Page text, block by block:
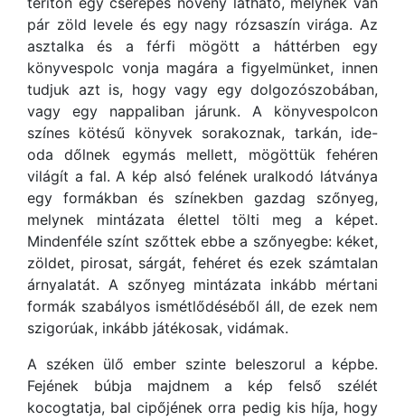
pár zöld levele és egy nagy rózsaszín virága. Az
asztalka és a férfi mögött a háttérben egy
könyvespolc vonja magára a figyelmünket, innen
tudjuk azt is, hogy vagy egy dolgozószobában,
vagy egy nappaliban járunk. A könyvespolcon
színes kötésű könyvek sorakoznak, tarkán, ide-
oda dőlnek egymás mellett, mögöttük fehéren
világít a fal. A kép alsó felének uralkodó látványa
egy formákban és színekben gazdag szőnyeg,
melynek mintázata élettel tölti meg a képet.
Mindenféle színt szőttek ebbe a szőnyegbe: kéket,
zöldet, pirosat, sárgát, fehéret és ezek számtalan
árnyalatát. A szőnyeg mintázata inkább mértani
formák szabályos ismétlődéséből áll, de ezek nem
szigorúak, inkább játékosak, vidámak.
A széken ülő ember szinte beleszorul a képbe.
Fejének búbja majdnem a kép felső szélét
kocogtatja, bal cipőjének orra pedig kis híja, hogy